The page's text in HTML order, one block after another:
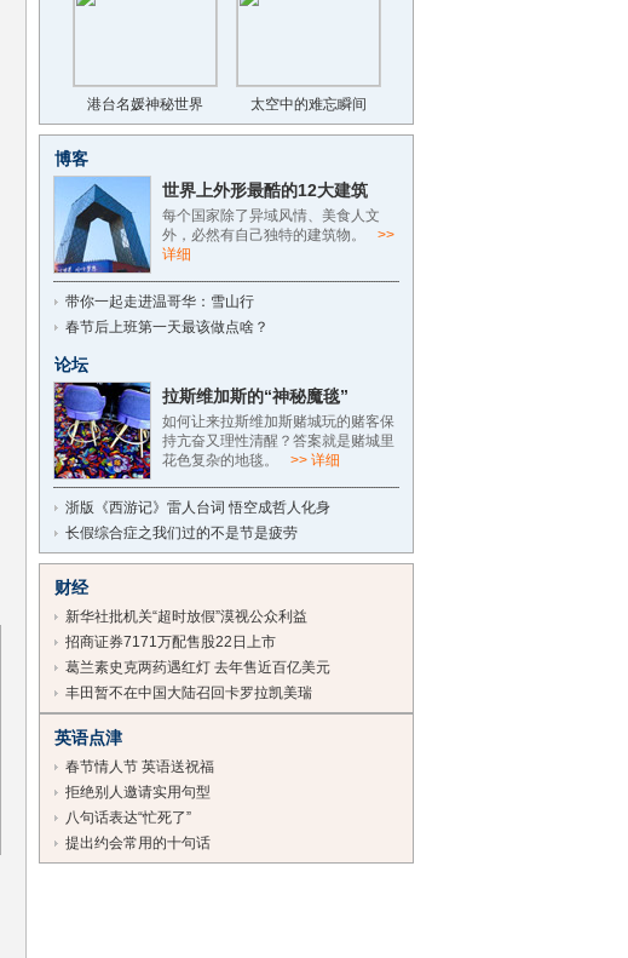
港台名媛神秘世界 太空中的难忘瞬间
博客
世界上外形最酷的12大建筑
每个国家除了异域风情、美食人文
外，必然有自己独特的建筑物。
>>
详细
带你一起走进温哥华：雪山行
春节后上班第一天最该做点啥？
论坛
拉斯维加斯的“神秘魔毯”
如何让来拉斯维加斯赌城玩的赌客保
持亢奋又理性清醒？答案就是赌城里
花色复杂的地毯。
>> 详细
浙版《西游记》雷人台词 悟空成哲人化身
长假综合症之我们过的不是节是疲劳
财经
新华社批机关“超时放假”漠视公众利益
招商证券7171万配售股22日上市
葛兰素史克两药遇红灯 去年售近百亿美元
丰田暂不在中国大陆召回卡罗拉凯美瑞
英语点津
春节情人节 英语送祝福
拒绝别人邀请实用句型
八句话表达“忙死了”
提出约会常用的十句话